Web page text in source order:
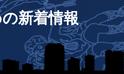
新着情報